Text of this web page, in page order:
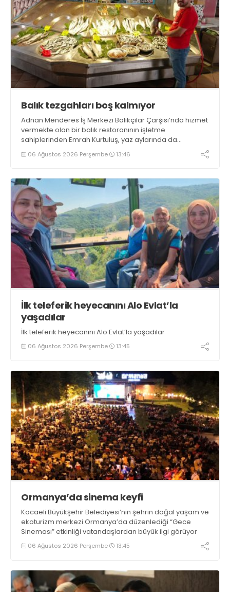
Balık tezgahları boş kalmıyor
Adnan Menderes İş Merkezi Balıkçılar Çarşısı’nda hizmet
vermekte olan bir balık restoranının işletme
sahiplerinden Emrah Kurtuluş, yaz aylarında da
tezgahlarda taze balık bulunduğunu ifade ederek “Yıl
boyunca tezgahlarda taze balık bulmak mümkün
06 Ağustos 2026 Perşembe 13:46
İlk teleferik heyecanını Alo Evlat’la
yaşadılar
İlk teleferik heyecanını Alo Evlat’la yaşadılar
06 Ağustos 2026 Perşembe 13:45
Ormanya’da sinema keyfi
Kocaeli Büyükşehir Belediyesi’nin şehrin doğal yaşam ve
ekoturizm merkezi Ormanya’da düzenlediği “Gece
Sineması” etkinliği vatandaşlardan büyük ilgi görüyor
06 Ağustos 2026 Perşembe 13:45